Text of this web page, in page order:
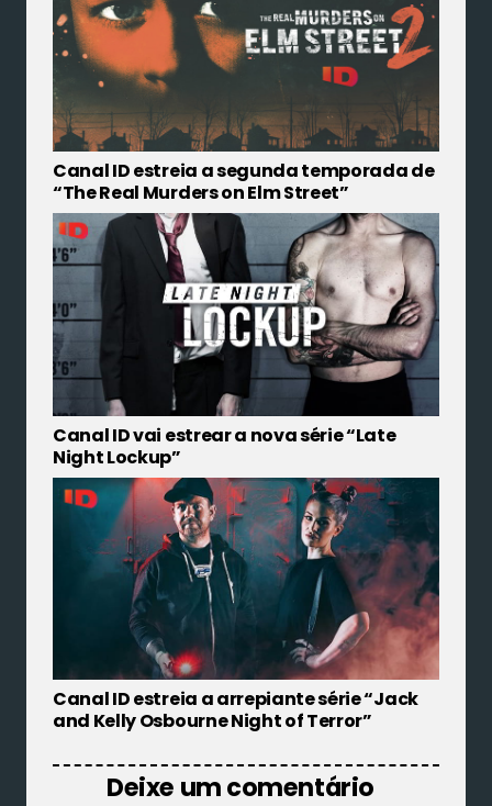
Canal ID estreia a segunda temporada de
“The Real Murders on Elm Street”
Canal ID vai estrear a nova série “Late
Night Lockup”
Canal ID estreia a arrepiante série “Jack
and Kelly Osbourne Night of Terror”
Deixe um comentário